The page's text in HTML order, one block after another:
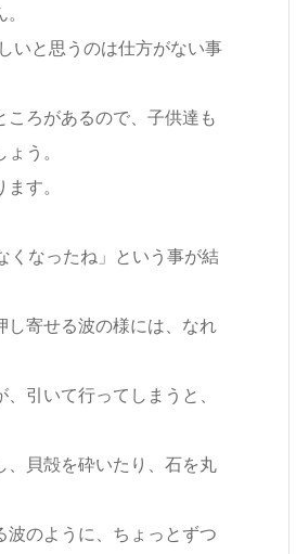
いと思うのは仕方がない事
ろがあるので、子供達も
う。
す。
くなったね」という事が結
し寄せる波の様には、なれ
引いて行ってしまうと、
、貝殻を砕いたり、石を丸
波のように、ちょっとずつ